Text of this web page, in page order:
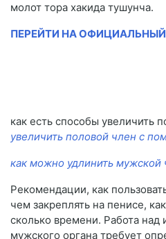
молот тора хакида тушунча.
ПЕРЕЙТИ НА
как есть способы увеличить
увеличить половой член с
как можно удлинить мужской
Рекомендации, как
чем закреплять на пенисе,
сколько времени. Работа над
мужского органа требует